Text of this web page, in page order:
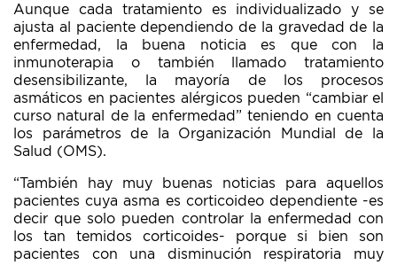
Aunque cada tratamiento es individualizado y se
ajusta al paciente dependiendo de la gravedad de la
enfermedad, la buena noticia es que con la
inmunoterapia o también llamado tratamiento
desensibilizante, la mayoría de los procesos
asmáticos en pacientes alérgicos pueden “cambiar el
curso natural de la enfermedad” teniendo en cuenta
los parámetros de la Organización Mundial de la
Salud (OMS).
“También hay muy buenas noticias para aquellos
pacientes cuya asma es corticoideo dependiente -es
decir que solo pueden controlar la enfermedad con
los tan temidos corticoides- porque si bien son
pacientes con una disminución respiratoria muy